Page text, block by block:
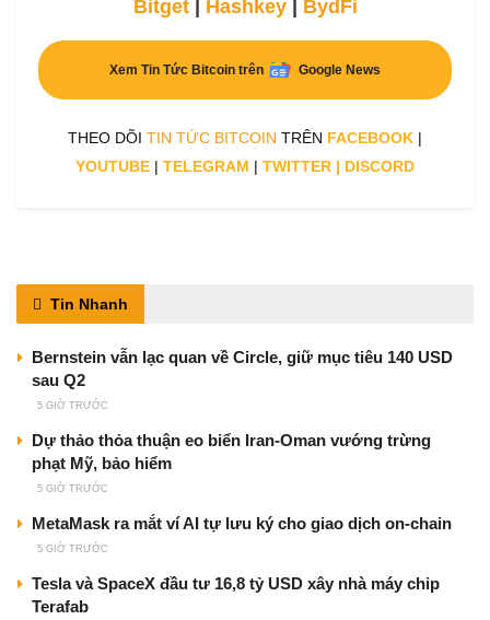
Bitget| Hashkey| BydFi
Xem Tin Tức Bitcoin trên Google News
THEO DÕI TIN TỨC BITCOIN TRÊN FACEBOOK |
YOUTUBE | TELEGRAM | TWITTER | DISCORD
Tin Nhanh
Bernstein vẫn lạc quan về Circle, giữ mục tiêu 140 USD
sau Q2
5 GIỜ TRƯỚC
Dự thảo thỏa thuận eo biển Iran-Oman vướng trừng
phạt Mỹ, bảo hiểm
5 GIỜ TRƯỚC
MetaMask ra mắt ví AI tự lưu ký cho giao dịch on-chain
5 GIỜ TRƯỚC
Tesla và SpaceX đầu tư 16,8 tỷ USD xây nhà máy chip
Terafab